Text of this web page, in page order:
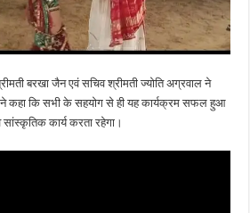
बरखा जैन एवं सचिव श्रीमती ज्योति अग्रवाल ने
कहा कि सभी के सहयोग से ही यह कार्यक्रम सफल हुआ
कार्य करता रहेगा।